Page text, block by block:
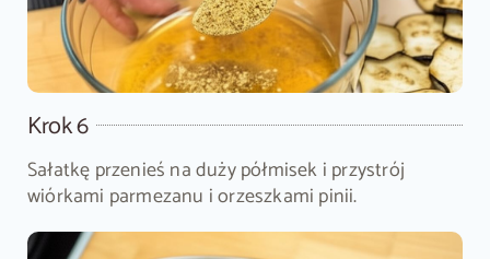
Krok 6
Sałatkę przenieś na duży półmisek i przystrój
wiórkami parmezanu i orzeszkami pinii.